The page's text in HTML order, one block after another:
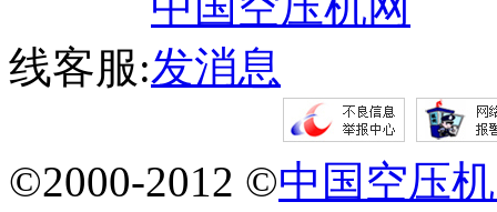
线客服:
©2000-2012 ©中国空压